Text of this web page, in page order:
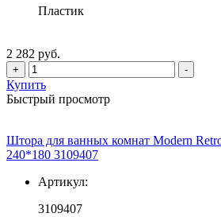
Пластик
2 282 руб.
+ -
Купить
Быстрый просмотр
Штора для ванных комнат Modern
240*180 3109407
Артикул:
3109407